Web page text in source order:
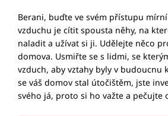
Berani, buďte ve svém přístupu
vzduchu je cítit spousta něhy, na
naladit a užívat si ji. Udělejte něco
domova. Usmiřte se s lidmi, se
vzduch, aby vztahy byly v budoucnu
se váš domov stal útočištěm, jste
svého já, proto si ho važte a pečujte